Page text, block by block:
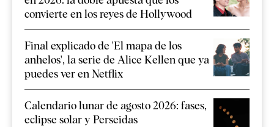
convierte en los reyes de Hollywood
Final explicado de 'El mapa de los
anhelos', la serie de Alice Kellen que ya
puedes ver en Netflix
Calendario lunar de agosto 2026: fases,
eclipse solar y Perseidas